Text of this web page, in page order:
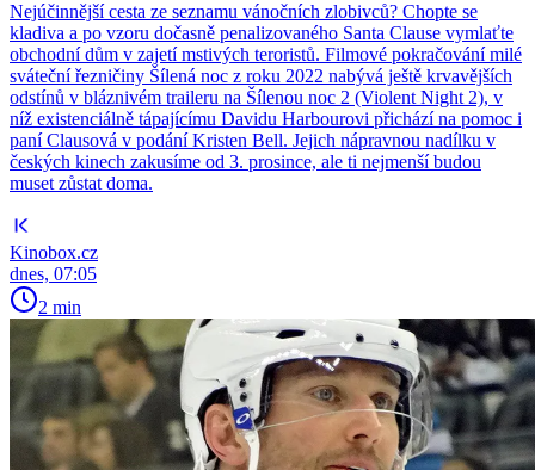
Nejúčinnější cesta ze seznamu vánočních zlobivců? Chopte se
kladiva a po vzoru dočasně penalizovaného Santa Clause vymlaťte
obchodní dům v zajetí mstivých teroristů. Filmové pokračování milé
sváteční řezničiny Šílená noc z roku 2022 nabývá ještě krvavějších
odstínů v bláznivém traileru na Šílenou noc 2 (Violent Night 2), v
níž existenciálně tápajícímu Davidu Harbourovi přichází na pomoc i
paní Clausová v podání Kristen Bell. Jejich nápravnou nadílku v
českých kinech zakusíme od 3. prosince, ale ti nejmenší budou
muset zůstat doma.
Kinobox.cz
dnes, 07:05
2 min